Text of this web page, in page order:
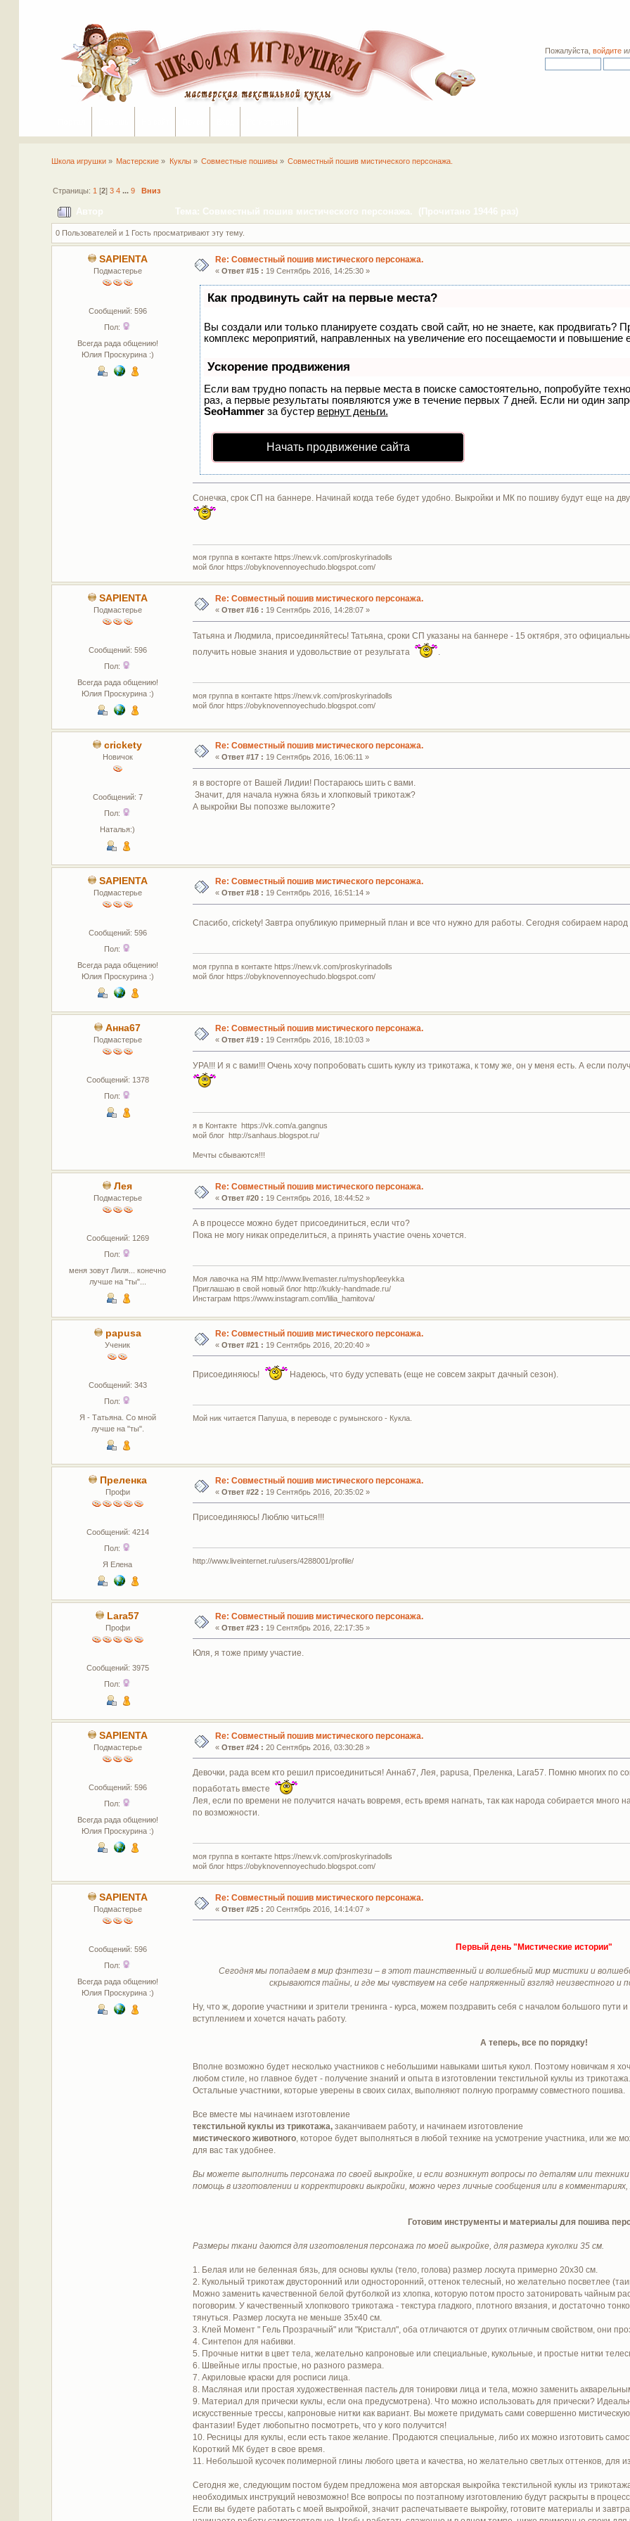
Пожалуйста,войдите
Школа игрушки » Мастерские » Куклы» Совместные пошивы » Совместный пошив мистического персонажа.
Страницы: 1 [2]3 4 ...9 Вниз
Автор Тема: Совместный пошив мистического персонажа. (Прочитано 19446 раз)
0 Пользователей и 1 Гость просматривают эту тему.
SAPIENTA
Подмастерье
Сообщений: 596
Пол:
Всегда рада общению!
Юлия Проскурина :)
Re: Совместный пошив мистического персонажа.
« Ответ #15 : 19 Сентябрь 2016, 14:25:30 »
Как продвинуть сайт на первые места?
Вы создали или только планируете создать свой сайт, но не знаете, как
комплекс мероприятий, направленных на увеличение его посещаемости и повышение
Ускорение продвижения
Если вам трудно попасть на первые места в поиске самостоятельно, попробуйте
раз, а первые результаты появляются уже в течение первых 7 дней. Если ни один
SeoHammerза бустер вернут деньги.
Начать продвижение сайта
Сонечка, срок СП на баннере. Начинай когда тебе будет удобно. Выкройки и МК по пошиву будут еще на
моя группа в контакте https://new.vk.com/proskyrinadolls
мой блог https://obyknovennoyechudo.blogspot.com/
SAPIENTA
Подмастерье
Сообщений: 596
Пол:
Всегда рада общению!
Юлия Проскурина :)
Re: Совместный пошив мистического персонажа.
« Ответ #16 : 19 Сентябрь 2016, 14:28:07 »
Татьяна и Людмила, присоединяйтесь! Татьяна, сроки СП указаны на баннере - 15 октября, это
получить новые знания и удовольствие от результата
.
моя группа в контакте https://new.vk.com/proskyrinadolls
мой блог https://obyknovennoyechudo.blogspot.com/
crickety
Новичок
Сообщений: 7
Пол:
Наталья:)
Re: Совместный пошив мистического персонажа.
« Ответ #17 : 19 Сентябрь 2016, 16:06:11 »
я в восторге от Вашей Лидии! Постараюсь шить с вами.
Значит, для начала нужна бязь и хлопковый трикотаж?
А выкройки Вы попозже выложите?
SAPIENTA
Подмастерье
Сообщений: 596
Пол:
Всегда рада общению!
Юлия Проскурина :)
Re: Совместный пошив мистического персонажа.
« Ответ #18 : 19 Сентябрь 2016, 16:51:14 »
Спасибо, crickety! Завтра опубликую примерный план и все что нужно для работы. Сегодня собираем народ
моя группа в контакте https://new.vk.com/proskyrinadolls
мой блог https://obyknovennoyechudo.blogspot.com/
Анна67
Подмастерье
Сообщений: 1378
Пол:
Re: Совместный пошив мистического персонажа.
« Ответ #19 : 19 Сентябрь 2016, 18:10:03 »
УРА!!! И я с вами!!! Очень хочу попробовать сшить куклу из трикотажа, к тому же, он у меня есть. А если
я в Контакте https://vk.com/a.gangnus
мой блог http://sanhaus.blogspot.ru/
Мечты сбываются!!!
Лея
Подмастерье
Сообщений: 1269
Пол:
меня зовут Лиля... конечно
лучше на "ты"...
Re: Совместный пошив мистического персонажа.
« Ответ #20 : 19 Сентябрь 2016, 18:44:52 »
А в процессе можно будет присоединиться, если что?
Пока не могу никак определиться, а принять участие очень хочется.
Моя лавочка на ЯМ http://www.livemaster.ru/myshop/leeykka
Приглашаю в свой новый блог http://kukly-handmade.ru/
Инстаграм https://www.instagram.com/lilia_hamitova/
papusa
Ученик
Сообщений: 343
Пол:
Я - Татьяна. Со мной
лучше на "ты".
Re: Совместный пошив мистического персонажа.
« Ответ #21 : 19 Сентябрь 2016, 20:20:40 »
Присоединяюсь! Надеюсь, что буду успевать (еще не совсем закрыт дачный сезон).
Мой ник читается Папуша, в переводе с румынского - Кукла.
Преленка
Профи
Сообщений: 4214
Пол:
Я Елена
Re: Совместный пошив мистического персонажа.
« Ответ #22 : 19 Сентябрь 2016, 20:35:02 »
Присоединяюсь! Люблю читься!!!
http://www.liveinternet.ru/users/4288001/profile/
Lara57
Профи
Сообщений: 3975
Пол:
Re: Совместный пошив мистического персонажа.
« Ответ #23 : 19 Сентябрь 2016, 22:17:35 »
Юля, я тоже приму участие.
SAPIENTA
Подмастерье
Сообщений: 596
Пол:
Всегда рада общению!
Юлия Проскурина :)
Re: Совместный пошив мистического персонажа.
« Ответ #24 : 20 Сентябрь 2016, 03:30:28 »
Девочки, рада всем кто решил присоединиться! Анна67, Лея, papusa, Преленка, Lara57. Помню многих по
поработать вместе
Лея, если по времени не получится начать вовремя, есть время нагнать, так как народа собирается много
по возможности.
моя группа в контакте https://new.vk.com/proskyrinadolls
мой блог https://obyknovennoyechudo.blogspot.com/
SAPIENTA
Подмастерье
Сообщений: 596
Пол:
Всегда рада общению!
Юлия Проскурина :)
Re: Совместный пошив мистического персонажа.
« Ответ #25 : 20 Сентябрь 2016, 14:14:07 »
Первый день "Мистические истории"
Сегодня мы попадаем в мир фэнтези – в этот таинственный и волшебный мир мистики и
скрываются тайны, и где мы чувствуем на себе напряженный взгляд неизвестного и
Ну, что ж, дорогие участники и зрители тренинга - курса, можем поздравить себя с началом большого
вступлением и хочется начать работу.
А теперь, все по порядку!
Вполне возможно будет несколько участников с небольшими навыками шитья кукол. Поэтому новичкам я
любом стиле, но главное будет - получение знаний и опыта в изготовлении текстильной куклы из трикотажа.
Остальные участники, которые уверены в своих силах, выполняют полную программу совместного пошива.
Все вместе мы начинаем изготовление
текстильной куклы из трикотажа,заканчиваем работу, и начинаем изготовление
мистического животного, которое будет выполняться в любой технике на усмотрение участника, или же
для вас так удобнее.
Вы можете выполнить персонажа по своей выкройке, и если возникнут вопросы по деталям или
помощь в изготовлении и корректировки выкройки, можно через личные сообщения или в комментариях,
Готовим инструменты и материалы для пошива
Размеры ткани даются для изготовления персонажа по моей выкройке, для размера куколки 35 см.
1. Белая или не беленная бязь, для основы куклы (тело, голова) размер лоскута примерно 20х30 см.
2. Кукольный трикотаж двусторонний или односторонний, оттенок телесный, но желательно посветлее
Можно заменить качественной белой футболкой из хлопка, которую потом просто затонировать чайным
поговорим. У качественный хлопкового трикотажа - текстура гладкого, плотного вязания, и достаточно
тянуться. Размер лоскута не меньше 35х40 см.
3. Клей Момент " Гель Прозрачный" или "Кристалл", оба отличаются от других отличным свойством, они
4. Синтепон для набивки.
5. Прочные нитки в цвет тела, желательно капроновые или специальные, кукольные, и простые нитки
6. Швейные иглы простые, но разного размера.
7. Акриловые краски для росписи лица.
8. Масляная или простая художественная пастель для тонировки лица и тела, можно заменить
9. Материал для прически куклы, если она предусмотрена). Что можно использовать для прически?
искусственные трессы, капроновые нитки как вариант. Вы можете придумать сами совершенно
фантазии! Будет любопытно посмотреть, что у кого получится!
10. Ресницы для куклы, если есть такое желание. Продаются специальные, либо их можно изготовить
Короткий МК будет в свое время.
11. Небольшой кусочек полимерной глины любого цвета и качества, но желательно светлых оттенков, для
Сегодня же, следующим постом будем предложена моя авторская выкройка текстильной куклы из
необходимых инструкций невозможно! Все вопросы по поэтапному изготовлению будут раскрыты в
Если вы будете работать с моей выкройкой, значит распечатываете выкройку, готовите материалы и